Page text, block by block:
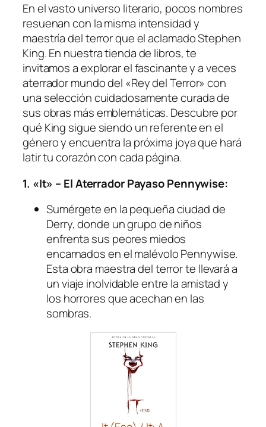
En el vasto universo literario, pocos nombres
resuenan con la misma intensidad y
maestría del terror que el aclamado Stephen
King. En nuestra tienda de libros, te
invitamos a explorar el fascinante y a veces
aterrador mundo del «Rey del Terror» con
una selección cuidadosamente curada de
sus obras más emblemáticas. Descubre por
qué King sigue siendo un referente en el
género y encuentra la próxima joya que hará
latir tu corazón con cada página.
1. «It» – El Aterrador Payaso Pennywise:
Sumérgete en la pequeña ciudad de
Derry, donde un grupo de niños
enfrenta sus peores miedos
encarnados en el malévolo Pennywise.
Esta obra maestra del terror te llevará a
un viaje inolvidable entre la amistad y
los horrores que acechan en las
sombras.